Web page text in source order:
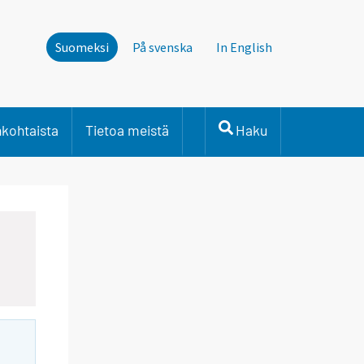
Suomeksi På svenska In English
Tietoa meistä Haku